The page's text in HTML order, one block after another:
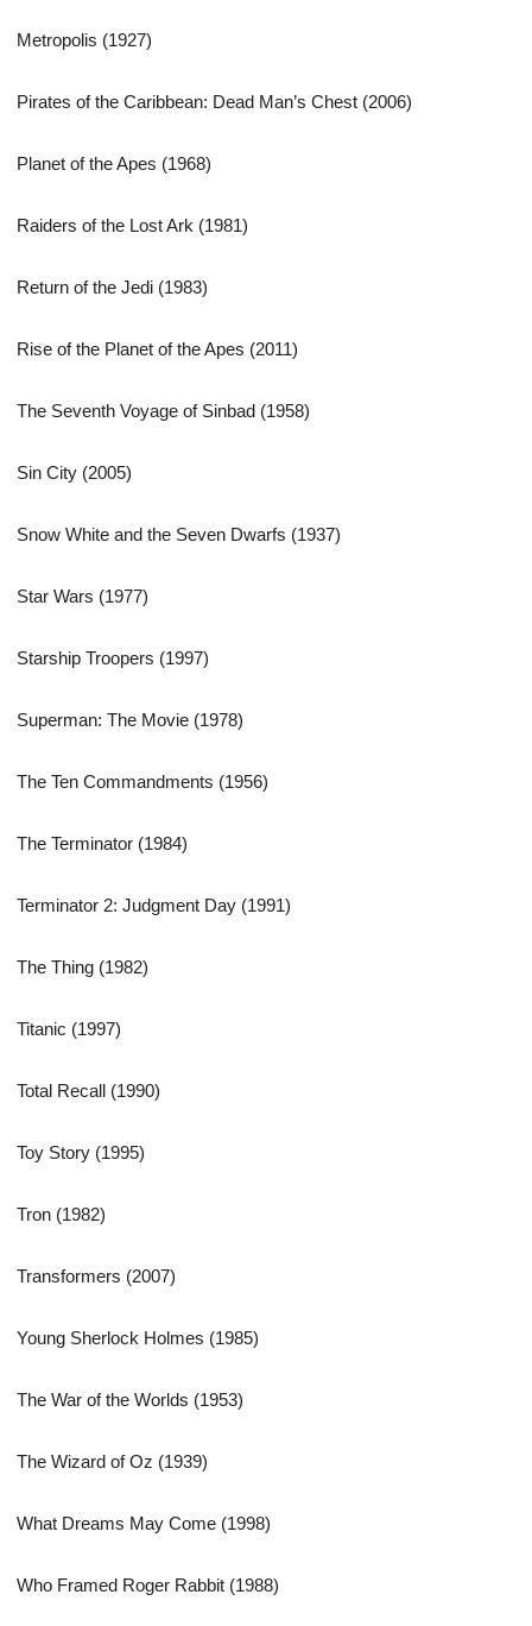
Metropolis (1927)
Pirates of the Caribbean: Dead Man’s Chest (2006)
Planet of the Apes (1968)
Raiders of the Lost Ark (1981)
Return of the Jedi (1983)
Rise of the Planet of the Apes (2011)
The Seventh Voyage of Sinbad (1958)
Sin City (2005)
Snow White and the Seven Dwarfs (1937)
Star Wars (1977)
Starship Troopers (1997)
Superman: The Movie (1978)
The Ten Commandments (1956)
The Terminator (1984)
Terminator 2: Judgment Day (1991)
The Thing (1982)
Titanic (1997)
Total Recall (1990)
Toy Story (1995)
Tron (1982)
Transformers (2007)
Young Sherlock Holmes (1985)
The War of the Worlds (1953)
The Wizard of Oz (1939)
What Dreams May Come (1998)
Who Framed Roger Rabbit (1988)